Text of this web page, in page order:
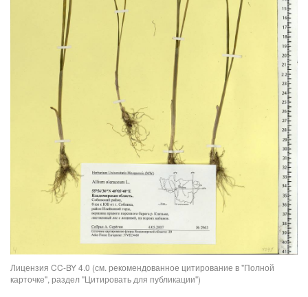
Лицензия CC-BY 4.0 (см. рекомендованное цитирование в "Полной
карточке", раздел "Цитировать для публикации")